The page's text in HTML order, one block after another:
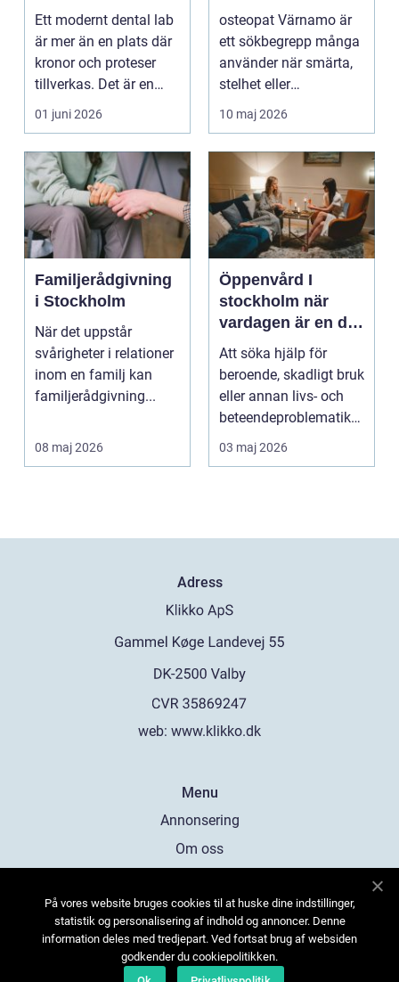
leenden
Ett modernt dental lab
är mer än en plats där
kronor och proteser
tillverkas. Det är en
teknisk och ...
01 juni 2026
minskad smärta
och Ökad rörlighet
osteopat Värnamo är
ett sökbegrepp många
använder när smärta,
stelhet eller
återkommande värk
börjar...
10 maj 2026
Familjerådgivning
i Stockholm
När det uppstår
svårigheter i relationer
inom en familj kan
familjerådgivning...
08 maj 2026
Öppenvård I
stockholm när
vardagen är en del
av behandlingen
Att söka hjälp för
beroende, skadligt bruk
eller annan livs- och
beteendeproblematik
är ett stort st...
03 maj 2026
Adress
web: www.klikko.dk
Menu
Annonsering
Om oss
Kontakta oss
Sitemap
På vores website bruges cookies til at huske dine indstillinger,
statistik og personalisering af indhold og annoncer. Denne
information deles med tredjepart. Ved fortsat brug af websiden
godkender du cookiepolitikken.